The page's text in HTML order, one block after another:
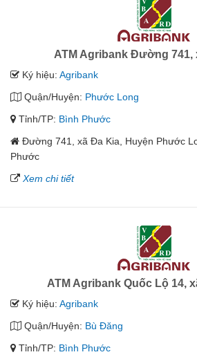
ATM Agribank Đường 741,
Ký hiệu: Agribank
Quận/Huyện: Phước Long
Tỉnh/TP: Bình Phước
Đường 741, xã Đa Kia, Huyện Phước
Phước
Xem chi tiết
ATM Agribank Quốc Lộ 14,
Ký hiệu: Agribank
Quận/Huyện: Bù Đăng
Tỉnh/TP: Bình Phước